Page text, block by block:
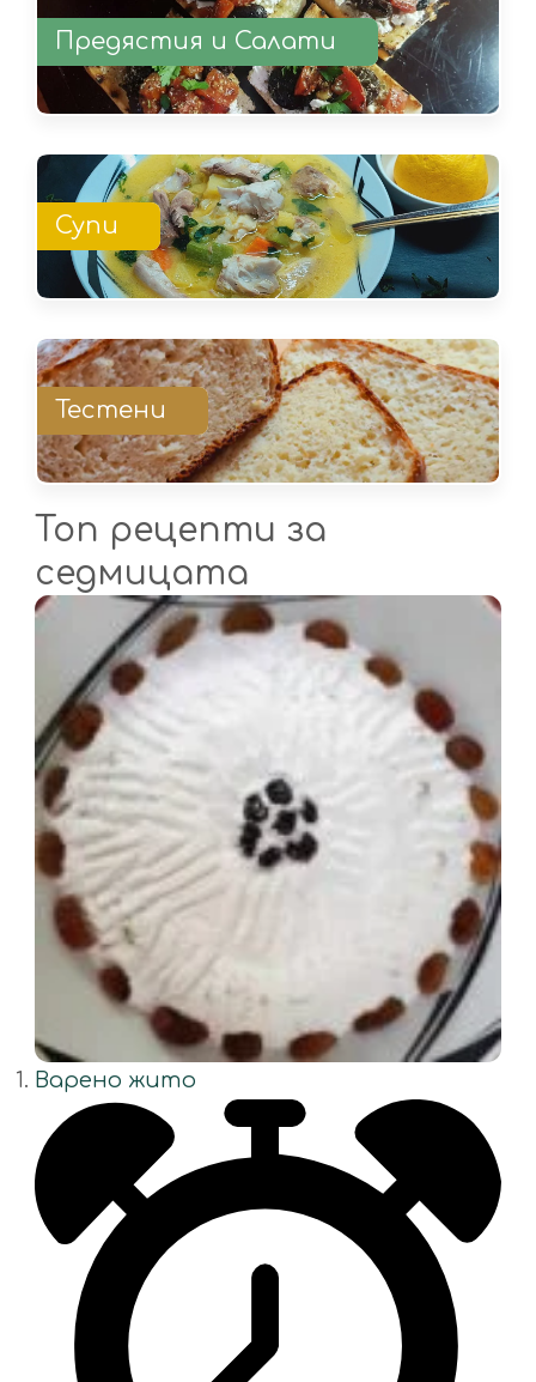
Предястия и Салати
Супи
Тестени
Топ рецепти за
седмицата
Варено жито